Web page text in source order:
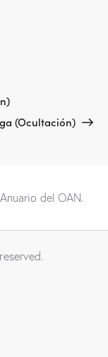
(Ocultación)
del OAN.